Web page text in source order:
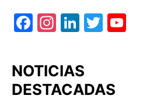
Facebook
Instagram
LinkedIn
Twitter
NOTICIAS
DESTACADAS